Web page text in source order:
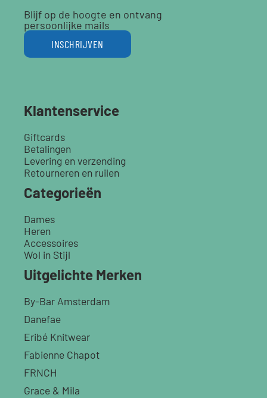
Blijf op de hoogte en ontvang
persoonlijke mails
INSCHRIJVEN
Klantenservice
Giftcards
Betalingen
Levering en verzending
Retourneren en ruilen
Categorieën
Dames
Heren
Accessoires
Wol in Stijl
Uitgelichte Merken
By-Bar Amsterdam
Danefae
Eribé Knitwear
Fabienne Chapot
FRNCH
Grace & Mila